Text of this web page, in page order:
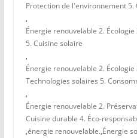
Protection de l'environnement 5.
,
Énergie renouvelable 2.
5. Cuisine solaire
,
Énergie renouvelable 2.
Technologies solaires 5.
,
Énergie renouvelable 2.
Cuisine durable 4. Éco-
,énergie renouvelable.,Énergie